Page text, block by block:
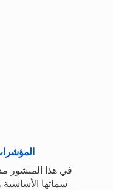
في هذا المنشور
سماتها